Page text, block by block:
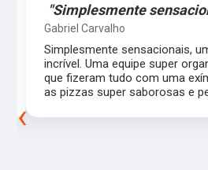
"Simplesmente
Gabriel Carvalho
Simplesmente sensacionais,
incrível. Uma equipe super
que fizeram tudo com uma
as pizzas super saborosas e
‹